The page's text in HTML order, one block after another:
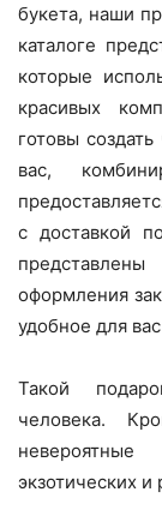
букета, наши
каталоге
которые
красивых
готовы
вас,
с доставкой
оформления
удобное для
Такой
человека.
экзотических и